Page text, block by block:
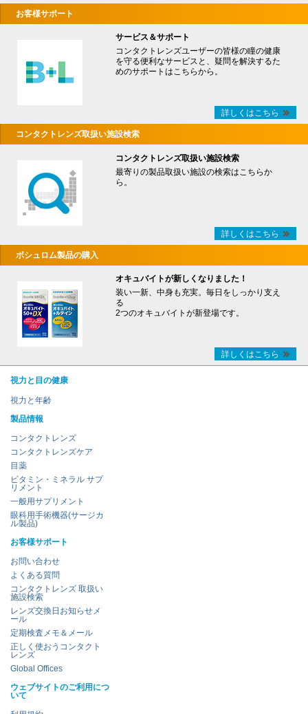
お客様サポート
サービス＆サポート
コンタクトレンズユーザーの皆様の瞳の健康
を守る便利なサービスと、疑問を解決するた
めのサポートはこちらから。
詳しくはこちら
コンタクトレンズ取扱い施設検索
コンタクトレンズ取扱い施設検索
最寄りの製品取扱い施設の検索はこちらか
ら。
詳しくはこちら
ボシュロム製品の購入
オキュバイトが新しくなりました！
装い一新、中身も充実。毎日をしっかり支え
る
2つのオキュバイトが新登場です。
詳しくはこちら
視力と目の健康
視力と年齢
製品情報
コンタクトレンズ
コンタクトレンズケア
目薬
ビタミン・ミネラル サプ
リメント
一般用サプリメント
眼科用手術機器(サージカ
ル製品)
お客様サポート
お問い合わせ
よくある質問
コンタクトレンズ 取扱い
施設検索
レンズ交換日お知らせメ
ール
定期検査メモ＆メール
正しく使おうコンタクト
レンズ
Global Offices
ウェブサイトのご利用につ
いて